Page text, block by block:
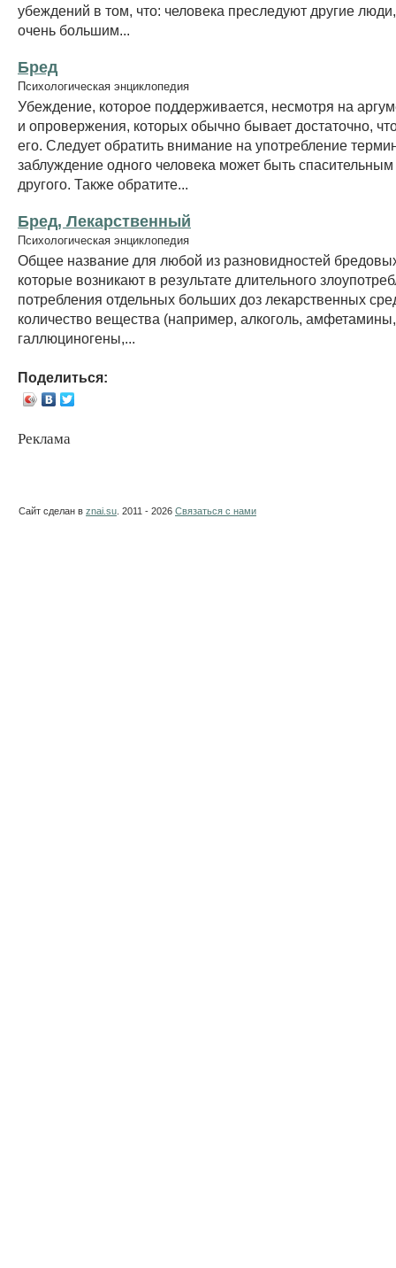
убеждений в том, что: человека преследуют другие
очень большим...
Бред
Психологическая энциклопедия
Убеждение, которое поддерживается, несмотря на
и опровержения, которых обычно бывает достаточно,
его. Следует обратить внимание на употребление
заблуждение одного человека может быть
другого. Также обратите...
Бред, Лекарственный
Психологическая энциклопедия
Общее название для любой из разновидностей
которые возникают в результате длительного
потребления отдельных больших доз лекарственных
количество вещества (например, алкоголь,
галлюциногены,...
Поделиться:
Реклама
Сайт сделан в znai.su . 2011 - 2026 Связаться с нами